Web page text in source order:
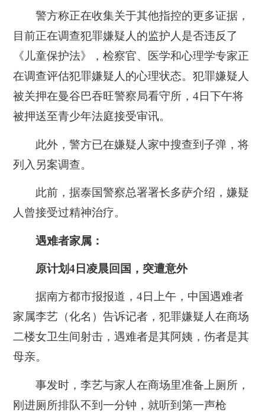
警方称正在收集关于其他指控的更多证据，
目前正在调查犯罪嫌疑人的监护人是否违反了
《儿童保护法》，检察官、医学和心理学专家正
在调查评估犯罪嫌疑人的心理状态。犯罪嫌疑人
被关押在曼谷巴吞旺警察局看守所，4日下午将
被押送至青少年法庭接受审讯。
此外，警方已在嫌疑人家中搜查到子弹，将
列入另案调查。
此前，据泰国警察总署署长多萨介绍，嫌疑
人曾接受过精神治疗。
遇难者家属：
原计划4日凌晨回国，突遭意外
据南方都市报报道，4日上午，中国遇难者
家属李艺（化名）告诉记者，犯罪嫌疑人在商场
二楼女卫生间射击，遇难者是其阿姨，伤者是其
母亲。
事发时，李艺与家人在商场里准备上厕所，
刚进厕所排队不到一分钟，就听到第一声枪